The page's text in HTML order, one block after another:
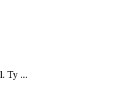
Ty ...